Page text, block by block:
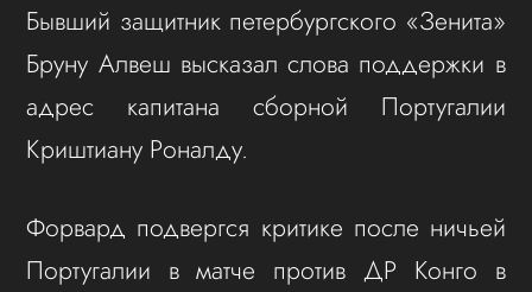
Бывший защитник петербургского «Зенита»
Бруну Алвеш высказал слова поддержки в
адрес капитана сборной Португалии
Криштиану Роналду.
Форвард подвергся критике после ничьей
Португалии в матче против ДР Конго в